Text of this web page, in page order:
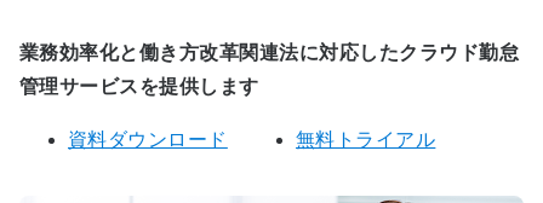
業務効率化と働き方改革関連法に対応したクラウド勤怠
管理サービスを提供します
資料ダウンロード 無料トライアル